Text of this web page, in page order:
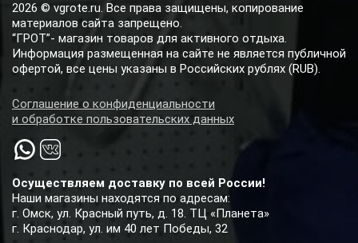
Осуществляем доставку по всей России!
Наши магазины находятся по адресам:
г. Омск, ул. Красный путь, д. 18. ТЦ «Планета»
г. Краснодар, ул. им 40 лет Победы, 32
2026 © vgrote.ru. Все права защищены, копирование
материалов сайта запрещено.
“ГРОТ”- магазин товаров для активного отдыха.
Информация размещенная на сайте не является публичной
офертой, все цены указаны в Российских рублях (RUB).
Соглашение о конфиденциальности
и обработке пользовательских данных